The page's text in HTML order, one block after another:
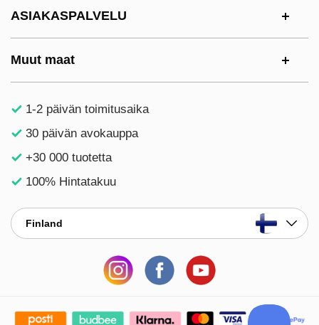
ASIAKASPALVELU
Muut maat
1-2 päivän toimitusaika
30 päivän avokauppa
+30 000 tuotetta
100% Hintatakuu
Finland